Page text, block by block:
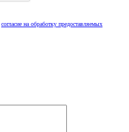
согласие на обработку предоставляемых